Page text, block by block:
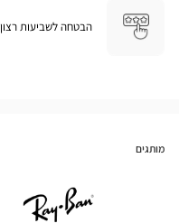
הבטחה לשביעות רצון
מותגים